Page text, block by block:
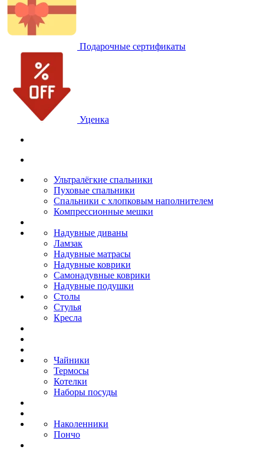
Подарочные сертификаты
Уценка
Ультралёгкие спальники
Пуховые спальники
Спальники с хлопковым наполнителем
Компрессионные мешки
Надувные диваны
Ламзак
Надувные матрасы
Надувные коврики
Самонадувные коврики
Надувные подушки
Столы
Стулья
Кресла
Чайники
Термосы
Котелки
Наборы посуды
Наколенники
Пончо